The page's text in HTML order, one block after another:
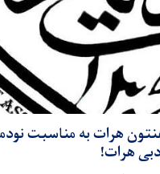
هرات به مناسبت
هرات!